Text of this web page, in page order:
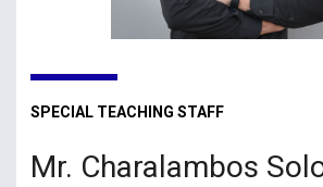
SPECIAL TEACHING STAFF
Mr. Charalambos